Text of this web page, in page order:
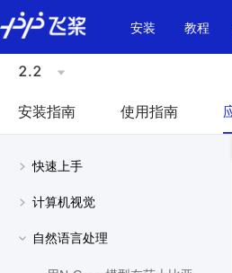
\u200E
安装
教程
2.2
安装指南 使用指南
快速上手
计算机视觉
自然语言处理